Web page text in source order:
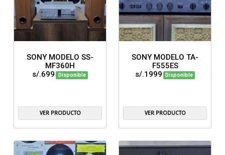
SONY MODELO SS-
MF360H
s/.699
Disponible
VER PRODUCTO
SONY MODELO TA-
F555ES
s/.1999
Disponible
VER PRODUCTO